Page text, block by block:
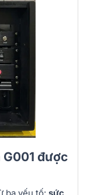
được